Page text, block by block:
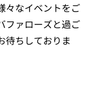
々なイベントをご
ファローズと過ご
待ちしておりま